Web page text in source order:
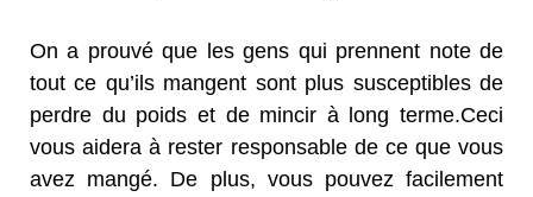
On a prouvé que les gens qui prennent note de
tout ce qu’ils mangent sont plus susceptibles de
perdre du poids et de mincir à long terme.Ceci
vous aidera à rester responsable de ce que vous
avez mangé. De plus, vous pouvez facilement